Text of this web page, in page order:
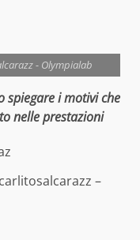
- Olympialab
spiegare i motivi che
nelle prestazioni
–